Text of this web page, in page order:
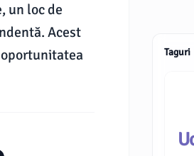
un loc de
Acest
Taguri